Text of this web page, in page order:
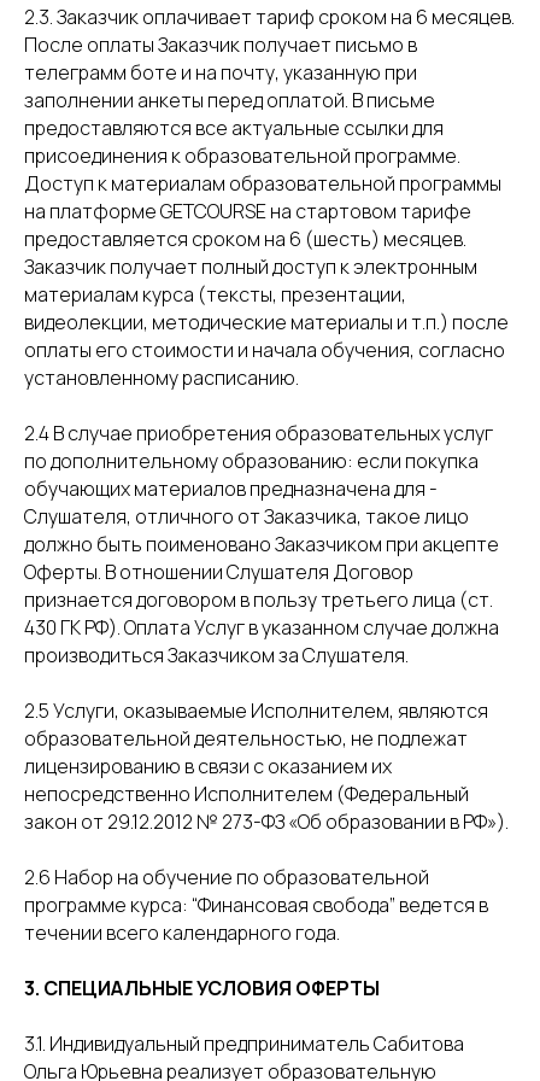
2.3. Заказчик оплачивает тариф сроком на 6 месяцев.
После оплаты Заказчик получает письмо в
телеграмм боте и на почту, указанную при
заполнении анкеты перед оплатой. В письме
предоставляются все актуальные ссылки для
присоединения к образовательной программе.
Доступ к материалам образовательной программы
на платформе GETCOURSE на стартовом тарифе
предоставляется сроком на 6 (шесть) месяцев.
Заказчик получает полный доступ к электронным
материалам курса (тексты, презентации,
видеолекции, методические материалы и т.п.) после
оплаты его стоимости и начала обучения, согласно
установленному расписанию.
2.4 В случае приобретения образовательных услуг
по дополнительному образованию: если покупка
обучающих материалов предназначена для -
Слушателя, отличного от Заказчика, такое лицо
должно быть поименовано Заказчиком при акцепте
Оферты. В отношении Слушателя Договор
признается договором в пользу третьего лица (ст.
430 ГК РФ). Оплата Услуг в указанном случае должна
производиться Заказчиком за Слушателя.
2.5 Услуги, оказываемые Исполнителем, являются
образовательной деятельностью, не подлежат
лицензированию в связи с оказанием их
непосредственно Исполнителем (Федеральный
закон от 29.12.2012 № 273-ФЗ «Об образовании в РФ»).
2.6 Набор на обучение по образовательной
программе курса: “Финансовая свобода” ведется в
течении всего календарного года.
3. СПЕЦИАЛЬНЫЕ УСЛОВИЯ ОФЕРТЫ
3.1. Индивидуальный предприниматель Сабитова
Ольга Юрьевна реализует образовательную